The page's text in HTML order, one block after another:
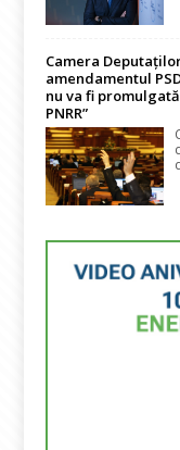
Camera
amendamentul
nu va fi
PNRR”